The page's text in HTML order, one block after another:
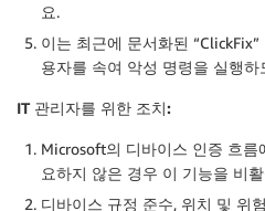
요.
이는 최근에 문서화된
용자를 속여 악성 명령을 실행하
IT 관리자를 위한 조치:
Microsoft의 디바이스 인증 흐름
요하지 않은 경우 이 기능을 비
디바이스 규정 준수, 위치 및 위